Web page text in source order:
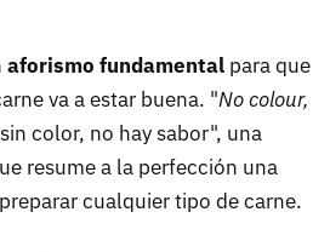
aforismo fundamental para que
va a estar buena. "No colour,
color, no hay sabor", una
resume a la perfección una
cualquier tipo de carne.